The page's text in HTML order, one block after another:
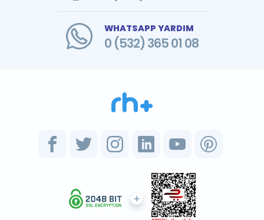
WHATSAPP YARDIM
0 (532) 365 01 08